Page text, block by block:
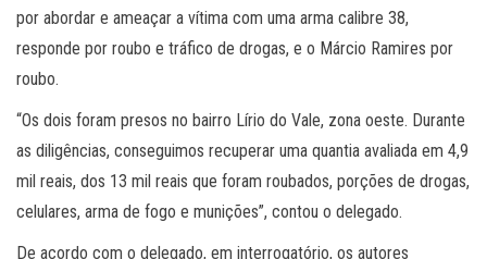
por abordar e ameaçar a vítima com uma arma calibre 38,
responde por roubo e tráfico de drogas, e o Márcio Ramires por
roubo.
“Os dois foram presos no bairro Lírio do Vale, zona oeste. Durante
as diligências, conseguimos recuperar uma quantia avaliada em 4,9
mil reais, dos 13 mil reais que foram roubados, porções de drogas,
celulares, arma de fogo e munições”, contou o delegado.
De acordo com o delegado, em interrogatório, os autores